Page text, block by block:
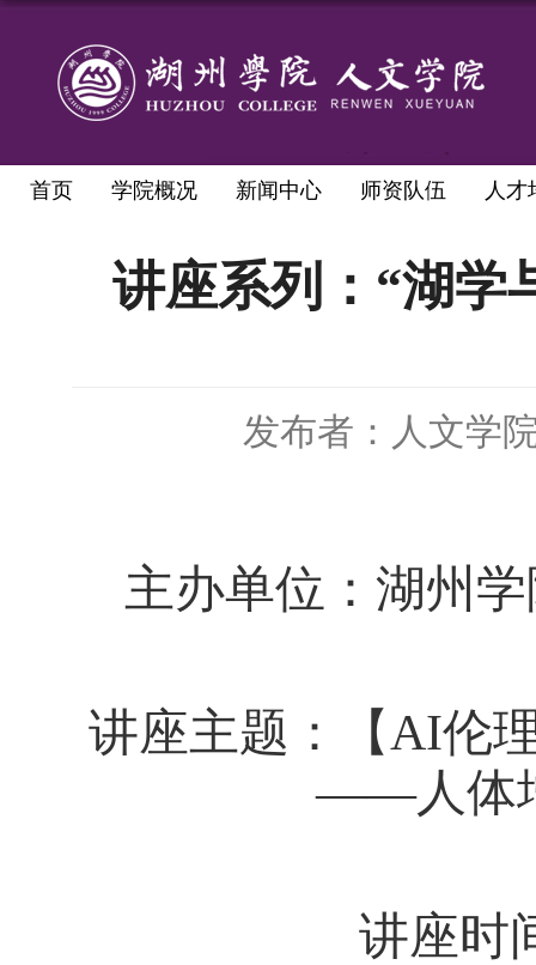
首页 学院概况 新闻中心 师资队伍 人才
讲座系列：“湖学
发布者：人文学
主办单位：湖州
讲座主题：【AI伦
——人体
讲座时